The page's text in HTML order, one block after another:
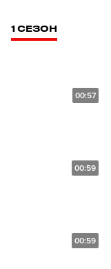
1 СЕЗОН
00:57
00:59
00:59